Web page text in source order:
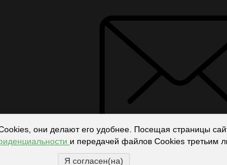
они делают его удобнее. Посещая страницы
и передачей файлов Cookies третьим
Я согласен(на)